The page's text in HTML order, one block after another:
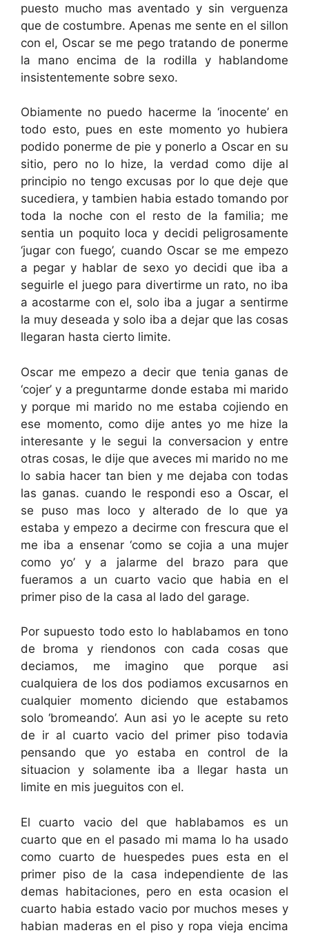
puesto mucho mas aventado y sin verguenza
que de costumbre. Apenas me sente en el sillon
con el, Oscar se me pego tratando de ponerme
la mano encima de la rodilla y hablandome
insistentemente sobre sexo.
Obiamente no puedo hacerme la ‘inocente’ en
todo esto, pues en este momento yo hubiera
podido ponerme de pie y ponerlo a Oscar en su
sitio, pero no lo hize, la verdad como dije al
principio no tengo excusas por lo que deje que
sucediera, y tambien habia estado tomando por
toda la noche con el resto de la familia; me
sentia un poquito loca y decidi peligrosamente
‘jugar con fuego’, cuando Oscar se me empezo
a pegar y hablar de sexo yo decidi que iba a
seguirle el juego para divertirme un rato, no iba
a acostarme con el, solo iba a jugar a sentirme
la muy deseada y solo iba a dejar que las cosas
llegaran hasta cierto limite.
Oscar me empezo a decir que tenia ganas de
‘cojer’ y a preguntarme donde estaba mi marido
y porque mi marido no me estaba cojiendo en
ese momento, como dije antes yo me hize la
interesante y le segui la conversacion y entre
otras cosas, le dije que aveces mi marido no me
lo sabia hacer tan bien y me dejaba con todas
las ganas. cuando le respondi eso a Oscar, el
se puso mas loco y alterado de lo que ya
estaba y empezo a decirme con frescura que el
me iba a ensenar ‘como se cojia a una mujer
como yo’ y a jalarme del brazo para que
fueramos a un cuarto vacio que habia en el
primer piso de la casa al lado del garage.
Por supuesto todo esto lo hablabamos en tono
de broma y riendonos con cada cosas que
deciamos, me imagino que porque asi
cualquiera de los dos podiamos excusarnos en
cualquier momento diciendo que estabamos
solo ‘bromeando’. Aun asi yo le acepte su reto
de ir al cuarto vacio del primer piso todavia
pensando que yo estaba en control de la
situacion y solamente iba a llegar hasta un
limite en mis jueguitos con el.
El cuarto vacio del que hablabamos es un
cuarto que en el pasado mi mama lo ha usado
como cuarto de huespedes pues esta en el
primer piso de la casa independiente de las
demas habitaciones, pero en esta ocasion el
cuarto habia estado vacio por muchos meses y
habian maderas en el piso y ropa vieja encima